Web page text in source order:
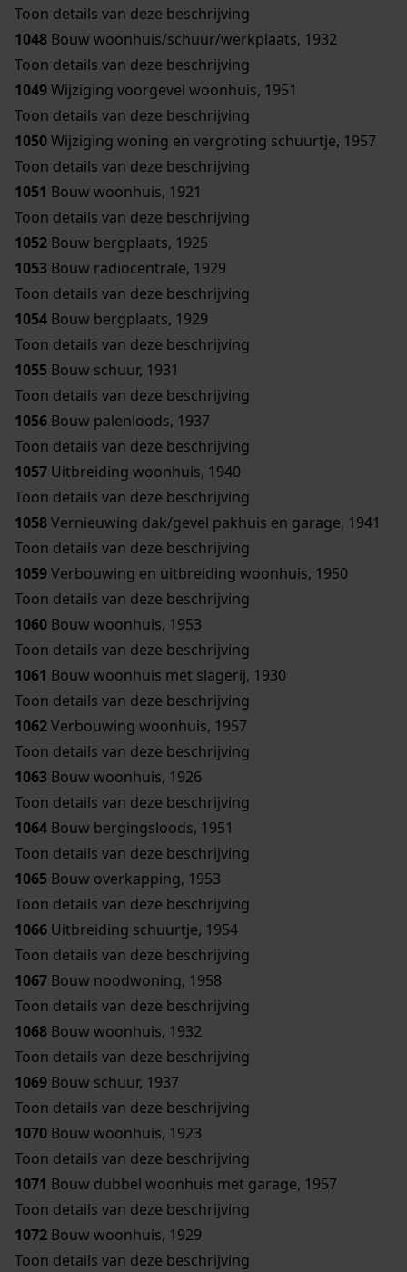
Toon details van deze beschrijving
1048 Bouw woonhuis/schuur/werkplaats, 1932
Toon details van deze beschrijving
1049Wijziging voorgevel woonhuis, 1951
Toon details van deze beschrijving
1050Wijziging woning en vergroting schuurtje, 1957
Toon details van deze beschrijving
1051 Bouw woonhuis, 1921
Toon details van deze beschrijving
1052 Bouw bergplaats, 1925
1053 Bouw radiocentrale, 1929
Toon details van deze beschrijving
1054 Bouw bergplaats, 1929
Toon details van deze beschrijving
1055 Bouw schuur, 1931
Toon details van deze beschrijving
1056 Bouw palenloods, 1937
Toon details van deze beschrijving
1057 Uitbreiding woonhuis, 1940
Toon details van deze beschrijving
1058Vernieuwing dak/gevel pakhuis en garage, 1941
Toon details van deze beschrijving
1059Verbouwing en uitbreiding woonhuis, 1950
Toon details van deze beschrijving
1060 Bouw woonhuis, 1953
Toon details van deze beschrijving
1061 Bouw woonhuis met slagerij, 1930
Toon details van deze beschrijving
1062Verbouwing woonhuis, 1957
Toon details van deze beschrijving
1063 Bouw woonhuis, 1926
Toon details van deze beschrijving
1064 Bouw bergingsloods, 1951
Toon details van deze beschrijving
1065 Bouw overkapping, 1953
Toon details van deze beschrijving
1066 Uitbreiding schuurtje, 1954
Toon details van deze beschrijving
1067 Bouw noodwoning, 1958
Toon details van deze beschrijving
1068 Bouw woonhuis, 1932
Toon details van deze beschrijving
1069 Bouw schuur, 1937
Toon details van deze beschrijving
1070 Bouw woonhuis, 1923
Toon details van deze beschrijving
1071 Bouw dubbel woonhuis met garage, 1957
Toon details van deze beschrijving
1072 Bouw woonhuis, 1929
Toon details van deze beschrijving